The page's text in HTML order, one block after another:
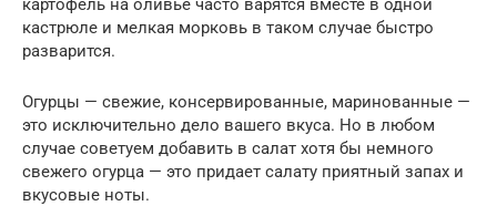
кастрюле и мелкая морковь в таком случае быстро
разварится.
Огурцы — свежие, консервированные, маринованные —
это исключительно дело вашего вкуса. Но в любом
случае советуем добавить в салат хотя бы немного
свежего огурца — это придает салату приятный запах и
вкусовые ноты.